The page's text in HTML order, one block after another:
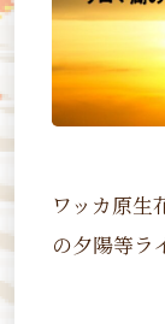
サロマ湖